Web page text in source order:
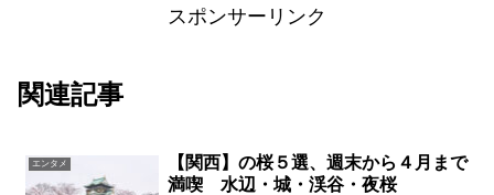
スポンサーリンク
関連記事
エンタメ
【関西】の桜５選、週末から４月まで
満喫 水辺・城・渓谷・夜桜